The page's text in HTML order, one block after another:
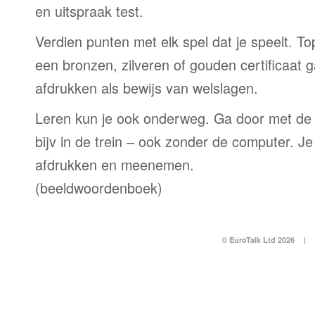
en uitspraak test.
Verdien punten met elk spel dat je speelt.
een bronzen, zilveren of gouden certificaat
afdrukken als bewijs van welslagen.
Leren kun je ook onderweg. Ga door met
bijv in de trein – ook zonder de computer.
afdrukken en meenemen.
(beeldwoordenboek)
© EuroTalk Ltd 2026 |